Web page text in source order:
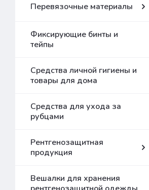
Перевязочные материалы
Фиксирующие бинты и
тейпы
Средства личной гигиены и
товары для дома
Средства для ухода за
рубцами
Рентгенозащитная
продукция
Вешалки для хранения